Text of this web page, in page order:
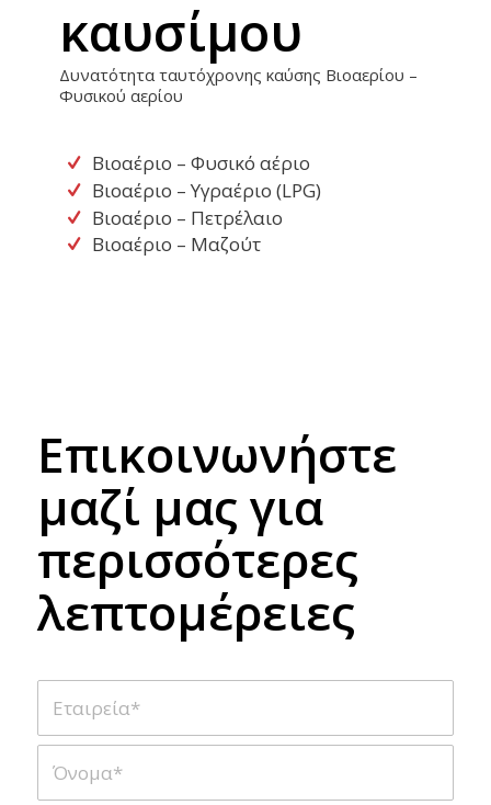
καυσίμου
Δυνατότητα ταυτόχρονης καύσης Βιοαερίου –
Φυσικού αερίου
Βιοαέριο – Φυσικό αέριο
Βιοαέριο – Υγραέριο (LPG)
Βιοαέριο – Πετρέλαιο
Βιοαέριο – Μαζούτ
Επικοινωνήστε
μαζί μας για
περισσότερες
λεπτομέρειες